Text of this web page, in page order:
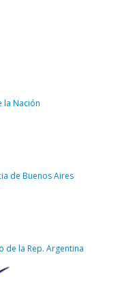
la Nación
de Buenos Aires
de la Rep. Argentina